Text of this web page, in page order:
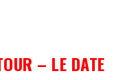
– LE DATE